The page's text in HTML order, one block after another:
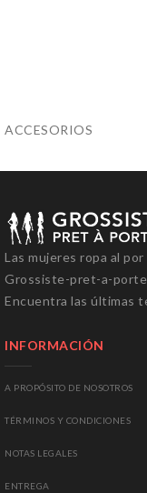
ACCESORIOS
Las mujeres ropa al por
Grossiste-pret-a-
Encuentra las últimas
INFORMACIÓN
A PROPÓSITO DE NOSOTROS
TÉRMINOS Y CONDICIONES
NOTAS LEGALES
ENTREGA